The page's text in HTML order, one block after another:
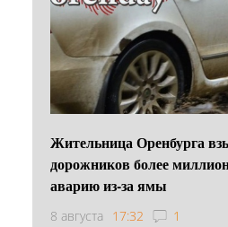
Жительница Оренбурга
дорожников более
аварию из-за ямы
8 августа 17:32 1